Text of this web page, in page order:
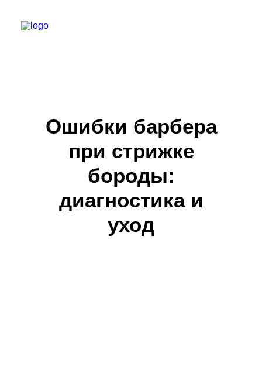
МОДЕЛЯМ
ВЫПУСКНИКИ
Ошибки барбера
при стрижке
бороды:
диагностика и
уход